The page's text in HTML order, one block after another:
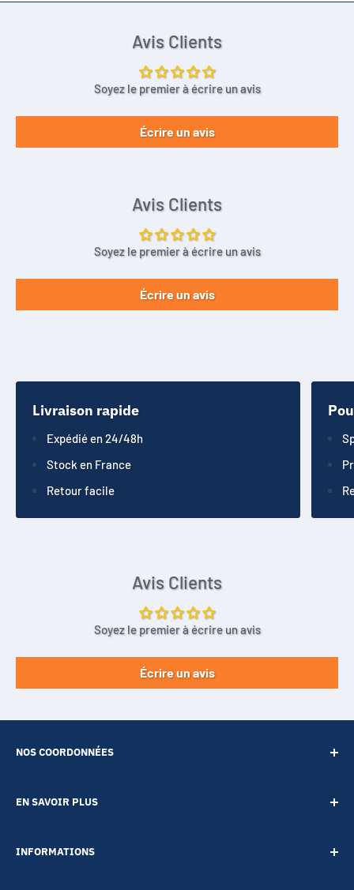
Avis Clients
Soyez le premier à écrire un avis
Écrire un avis
Avis Clients
Soyez le premier à écrire un avis
Écrire un avis
Livraison rapide
Expédié en 24/48h
Stock en France
Retour facile
Avis Clients
Soyez le premier à écrire un avis
Écrire un avis
NOS COORDONNÉES
EN SAVOIR PLUS
A propos
INFORMATIONS